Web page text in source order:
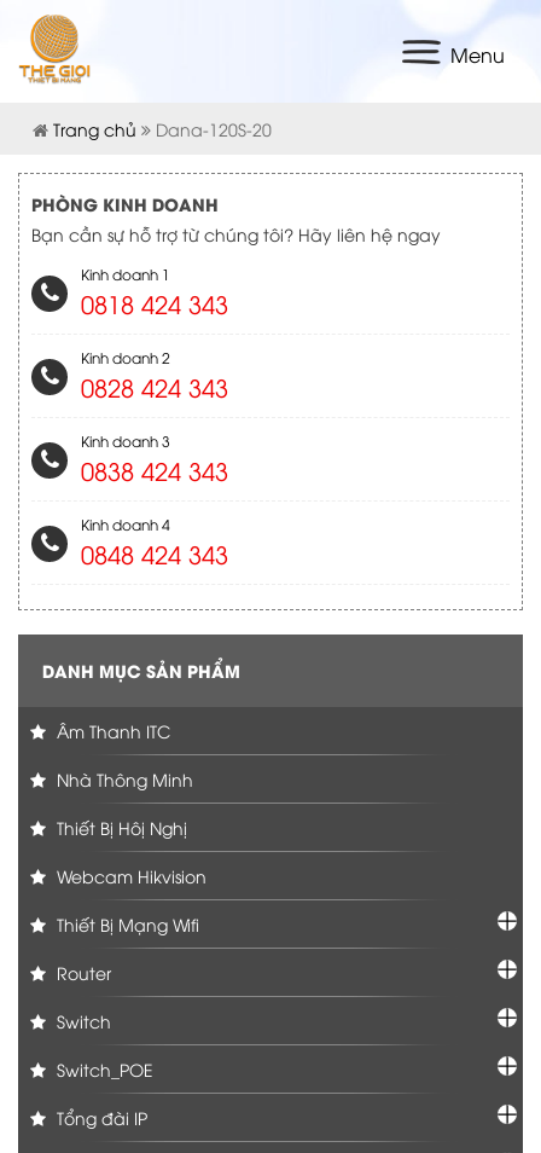
Menu
Trang chủ Dana-120S-20
PHÒNG KINH DOANH
Bạn cần sự hỗ trợ từ chúng tôi? Hãy liên hệ ngay
Kinh doanh 1
0818 424 343
Kinh doanh 2
0828 424 343
Kinh doanh 3
0838 424 343
Kinh doanh 4
0848 424 343
DANH MỤC SẢN PHẨM
Âm Thanh ITC
Nhà Thông Minh
Thiết Bị Hôị Nghị
Webcam Hikvision
Thiết Bị Mạng Wifi
Router
Switch
Switch_POE
Tổng đài IP